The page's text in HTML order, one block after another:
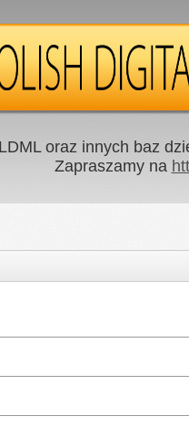
oraz innych baz
Zapraszamy na